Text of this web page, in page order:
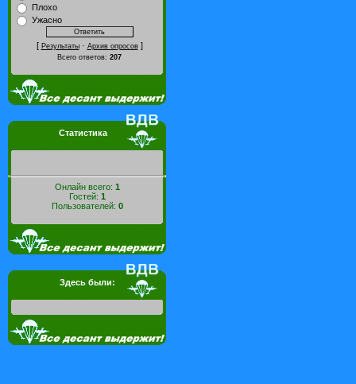
Плохо
Ужасно
[ Результаты· Архив опросов]
Всего ответов: 207
Статистика
Онлайн всего: 1
Гостей: 1
Пользователей: 0
Здесь были: